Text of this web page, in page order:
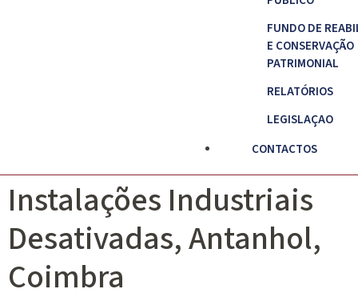
FUNDO DE
E CONSERVAÇÃO
PATRIMONIAL
RELATÓRIOS
LEGISLAÇAO
CONTACTOS
Instalações Industriais
Desativadas, Antanhol,
Coimbra